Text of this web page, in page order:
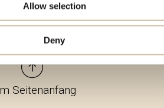
Allow selection
Deny
Seitenanfang